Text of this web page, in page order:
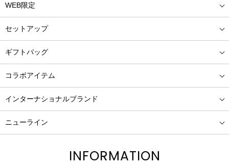
WEB限定
セットアップ
ギフトバッグ
コラボアイテム
インターナショナルブランド
ニューライン
INFORMATION